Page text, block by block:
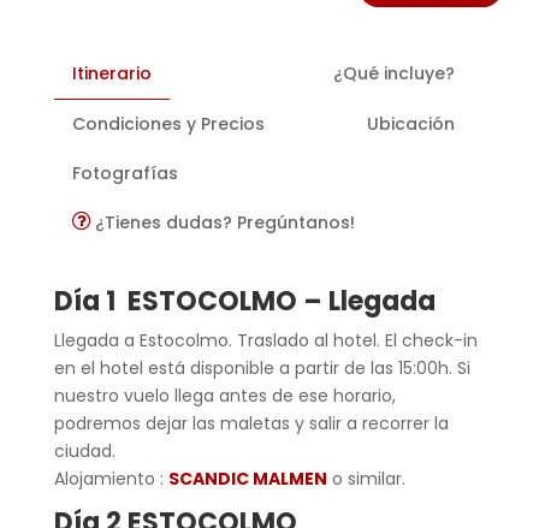
Itinerario ¿Qué incluye?
Condiciones y Precios Ubicación
Fotografías
¿Tienes dudas? Pregúntanos!
Día 1 ESTOCOLMO – Llegada
Llegada a Estocolmo. Traslado al hotel. El check-in
en el hotel está disponible a partir de las 15:00h. Si
nuestro vuelo llega antes de ese horario,
podremos dejar las maletas y salir a recorrer la
ciudad.
Alojamiento : SCANDIC MALMEN o similar.